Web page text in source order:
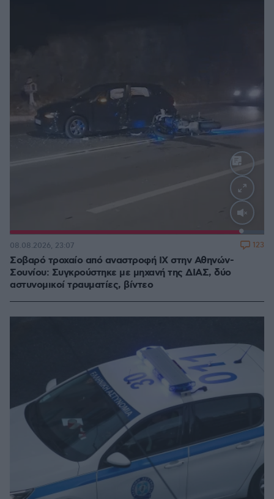
Loaded:
Σοβαρό τροχαίο από αναστροφή ΙΧ στην Αθηνών-
Σουνίου: Συγκρούστηκε με μηχανή της ΔΙΑΣ, δύο
αστυνομικοί τραυματίες, βίντεο
08.08.2026, 23:07 123